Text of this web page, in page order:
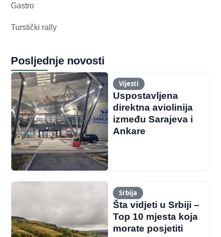
Gastro
Turstički rally
Posljednje novosti
Vijesti
Uspostavljena
direktna aviolinija
između Sarajeva i
Ankare
Srbija
Šta vidjeti u Srbiji –
Top 10 mjesta koja
morate posjetiti